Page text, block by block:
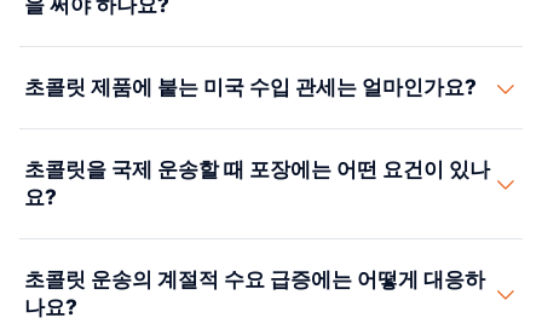
파우더는 HS 1805입니다. 카카오가 들어간 초콜릿과 그
밖의 조제 식품은 HS 1806에 들어갑니다. 이 구분은 큰 차
이를 만듭니다. 가공 초콜릿(1806)은 미국에서 2~8.5% 관
을 써야 하나요?
가 첫 번째 선택지입니다. 단열 컨테이너(코네어라고도 부
릅니다)는 온도 변화를 늦출 뿐, 능동적으로 냉각하지는 않
습니다. 기후가 온화한 지역의 단거리 운송에는 괜찮지만
해상 운송에서는 위험합니다. 카카오 원두에는 통기가 되
초콜릿 제품에 붙는 미국 수입 관세는 얼마인가요?
오 원두(HS 1801)는 무관세로 들어옵니다. 무가당 코코아
파우더(HS 1805)는 1킬로그램당 0.52센트, 초콜릿 과자
(HS 1806)는 카카오와 유지방 비율에 따라 종가 2~8.5%
입니다. 당분이 많은 제품일수록 세율이 높아지는 경향이
있습니다. 당사는 배합을 확인해 올바른 분류를 정하고, 해
초콜릿을 국제 운송할 때 포장에는 어떤 요건이 있나
요?
공기를 차단합니다. 두 번째 층은 충격을 흡수합니다. 골판
지 칸막이나 성형 트레이가 여기에 해당합니다. 세 번째 층
초콜릿 운송의 계절적 수요 급증에는 어떻게 대응하
나요?